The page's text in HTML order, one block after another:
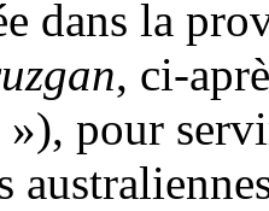
dans la
, ci-
pour